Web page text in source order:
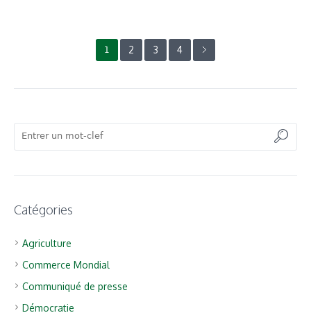
1 2 3 4
Catégories
Agriculture
Commerce Mondial
Communiqué de presse
Démocratie